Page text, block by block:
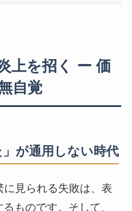
上を招く ー 価
自覚
」が通用しない時代
見られる失敗は、表
ものです。そして、